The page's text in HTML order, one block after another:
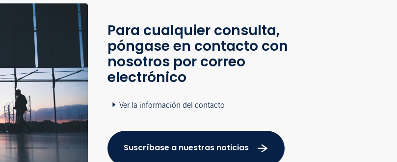
Para cualquier consulta,
póngase en contacto con
nosotros por correo
electrónico
Ver la información del contacto
Suscríbase a nuestras noticias